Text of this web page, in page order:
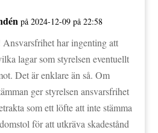
på 2024-12-09 på 22:58
har ingenting att
lagar som styrelsen eventuellt
Det är enklare än så. Om
ger styrelsen ansvarsfrihet
som ett löfte att inte stämma
för att utkräva skadestånd